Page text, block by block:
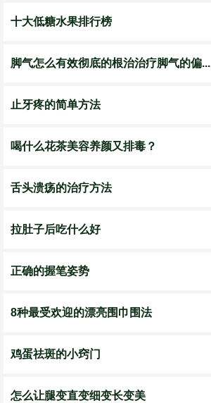
十大低糖水果排行榜
脚气怎么有效彻底的根治治疗脚气的偏...
止牙疼的简单方法
喝什么花茶美容养颜又排毒？
舌头溃疡的治疗方法
拉肚子后吃什么好
正确的握笔姿势
8种最受欢迎的漂亮围巾围法
鸡蛋祛斑的小窍门
怎么让腿变直变细变长变美